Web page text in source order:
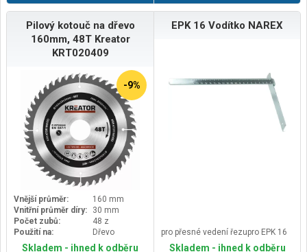
Pilový kotouč na dřevo
160mm, 48T Kreator
KRT020409
-9%
Vnější průměr:
160 mm
Vnitřní průměr díry:
30 mm
Počet zubů:
48 z
Použití na:
Dřevo
Skladem - ihned k odběru
EPK 16 Vodítko NAREX
pro přesné vedení řezupro EPK 16
Skladem - ihned k odběru